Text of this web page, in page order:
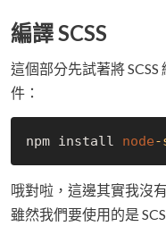
編譯 SCSS
這個部分先試著將
件：
npm install node-
哦對啦，這邊其實我沒
雖然我們要使用的是